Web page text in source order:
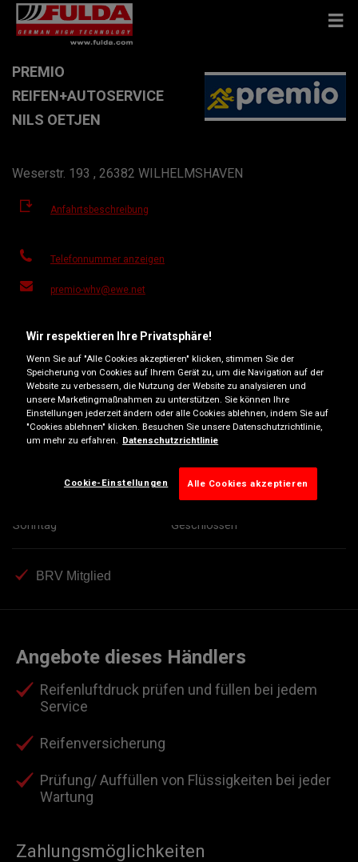
PREMIO
REIFEN+AUTOSERVICE
NILS OETJEN
Weserstr. 193 , 26382 WILHELMSHAVEN
Anfahrtsbeschreibung
Telefonnummer anzeigen
premio-whv@ewe.net
Öffnungszeiten
Montag 08:00
17:00
Dienstag
08:00
17:00
Mittwoch
08:00
17:00
08:00
17:00
09:00
12:00
Sonntag
Geschlossen
BRV Mitglied
Angebote dieses Händlers
Reifenluftdruck prüfen und füllen bei jedem
Service
Reifenversicherung
Prüfung/ Auffüllen von Flüssigkeiten bei jeder
Wartung
Zahlungsmöglichkeiten
Wir respektieren Ihre Privatsphäre!
Wenn Sie auf "Alle Cookies akzeptieren" klicken, stimmen Sie der
Speicherung von Cookies auf Ihrem Gerät zu, um die Navigation auf der
Website zu verbessern, die Nutzung der Website zu analysieren und
unsere Marketingmaßnahmen zu unterstützen. Sie können Ihre
Einstellungen jederzeit ändern oder alle Cookies ablehnen, indem Sie auf
"Cookies ablehnen" klicken. Besuchen Sie unsere Datenschutzrichtlinie,
um mehr zu erfahren.
Datenschutzrichtlinie
Cookie-Einstellungen Alle Cookies akzeptieren